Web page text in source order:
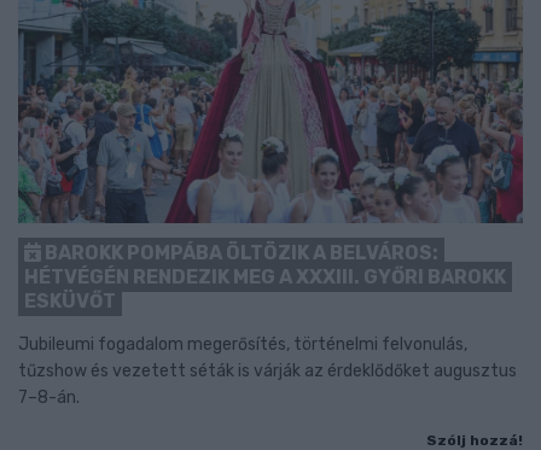
BAROKK POMPÁBA ÖLTÖZIK A BELVÁROS:
HÉTVÉGÉN RENDEZIK MEG A XXXIII. GYŐRI BAROKK
ESKÜVŐT
Jubileumi fogadalom megerősítés, történelmi felvonulás,
tűzshow és vezetett séták is várják az érdeklődőket augusztus
7–8-án.
Szólj hozzá!